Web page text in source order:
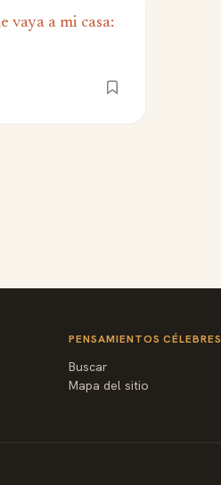
vaya a mi casa:
PENSAMIENTOS CÉLEBRES
Buscar
Mapa del sitio